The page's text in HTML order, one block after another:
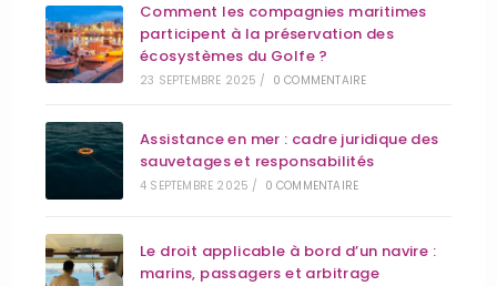
Comment les compagnies maritimes
participent à la préservation des
écosystèmes du Golfe ?
23 SEPTEMBRE 2025 / 0 COMMENTAIRE
Assistance en mer : cadre juridique des
sauvetages et responsabilités
4 SEPTEMBRE 2025 / 0 COMMENTAIRE
Le droit applicable à bord d’un navire :
marins, passagers et arbitrage